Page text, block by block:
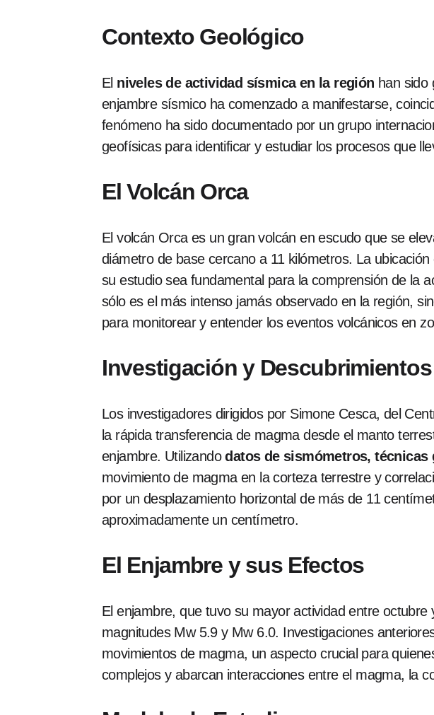
Contexto Geológico
El niveles de actividad sísmica en la región han sido
enjambre sísmico ha comenzado a manifestarse,
fenómeno ha sido documentado por un grupo
geofísicas para identificar y estudiar los procesos que
El Volcán Orca
El volcán Orca es un gran volcán en escudo que se
diámetro de base cercano a 11 kilómetros. La
su estudio sea fundamental para la comprensión de la
sólo es el más intenso jamás observado en la región,
para monitorear y entender los eventos volcánicos en
Investigación y Descubrimientos
Los investigadores dirigidos por Simone Cesca, del
la rápida transferencia de magma desde el manto
enjambre. Utilizandodatos de sismómetros,
movimiento de magma en la corteza terrestre y
por un desplazamiento horizontal de más de 11
aproximadamente un centímetro.
El Enjambre y sus Efectos
El enjambre, que tuvo su mayor actividad entre
magnitudes Mw 5.9 y Mw 6.0. Investigaciones
movimientos de magma, un aspecto crucial para
complejos y abarcan interacciones entre el magma, la